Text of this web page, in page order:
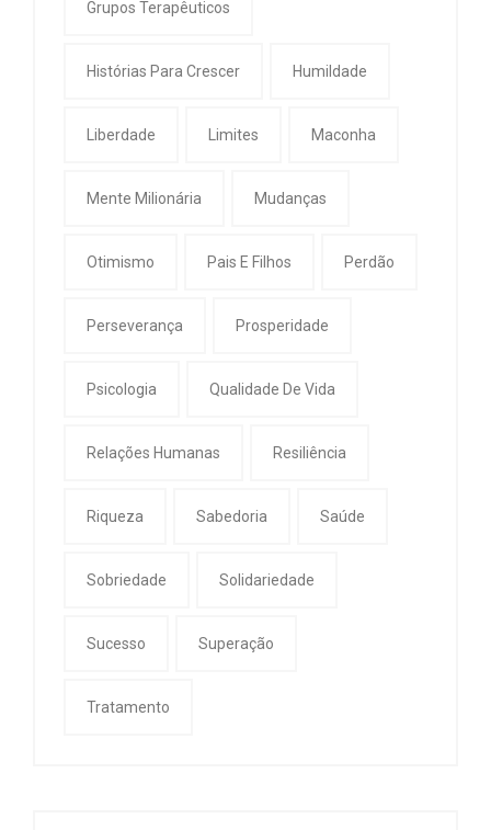
Grupos Terapêuticos
Histórias Para Crescer Humildade
Liberdade Limites Maconha
Mente Milionária Mudanças
Otimismo Pais E Filhos Perdão
Perseverança Prosperidade
Psicologia Qualidade De Vida
Relações Humanas Resiliência
Riqueza Sabedoria Saúde
Sobriedade Solidariedade
Sucesso Superação
Tratamento